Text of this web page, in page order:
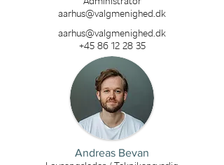
aarhus@valgmenighed.dk
aarhus@valgmenighed.dk
+45 86 12 28 35
Andreas Bevan